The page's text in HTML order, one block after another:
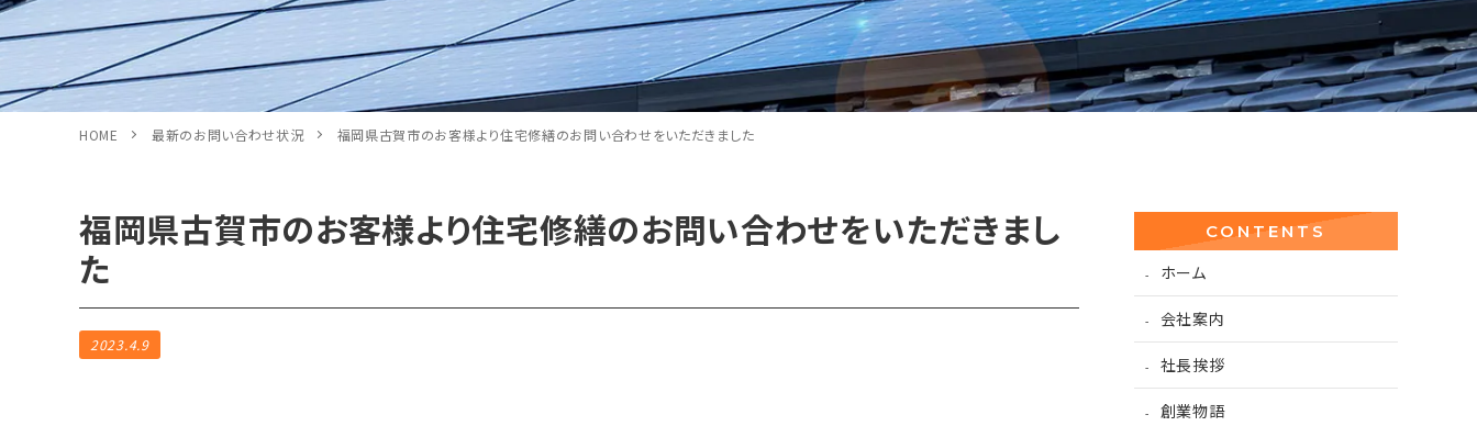
HOME 最新のお問い合わせ状況 福岡県古賀市のお客様より住宅修繕のお問い合わせをいただきました
福岡県古賀市のお客様より住宅修繕のお問い合わせをいただきまし
た
2023.4.9
CONTENTS
ホーム
会社案内
社長挨拶
創業物語